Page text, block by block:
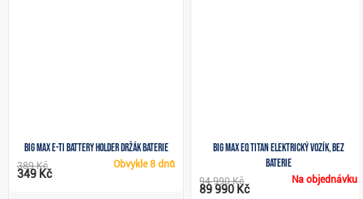
Big Max e-Ti Battery Holder držák baterie
Obvykle8 dnů
389 Kč
349 Kč
Big Max eQ Titan elektrický vozík, bez
baterie
Na objednávku
94 990 Kč
89 990 Kč